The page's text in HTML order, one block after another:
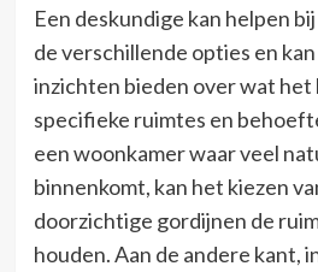
Een deskundige kan helpen
de verschillende opties en
inzichten bieden over wat
specifieke ruimtes en
een woonkamer waar veel
binnenkomt, kan het kiezen
doorzichtige gordijnen de
houden. Aan de andere kant,